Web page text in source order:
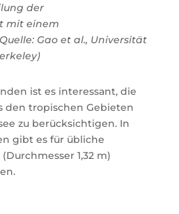
der
mit einem
Gao et al., Universität
ist es interessant, die
den tropischen Gebieten
zu berücksichtigen. In
gibt es für übliche
1,32 m)